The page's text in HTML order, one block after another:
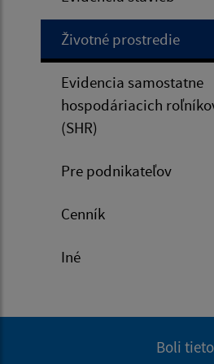
Životné prostredie
Evidencia samostatne
hospodáriacich
(SHR)
Pre podnikateľov
Cenník
Iné
Boli